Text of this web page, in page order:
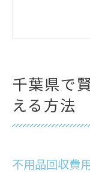
千葉
ぼった
識
口コミ
不用品
千葉県で
える方法
不用品回収費